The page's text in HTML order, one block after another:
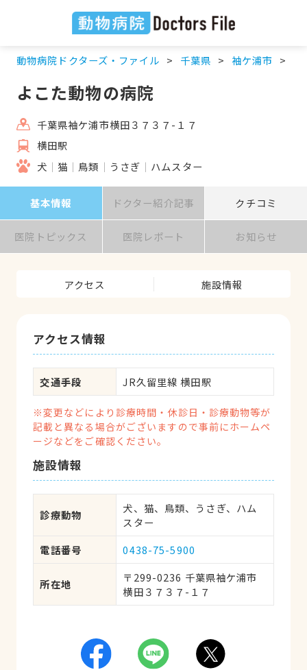
動物病院ドクターズ・ファイル 千葉県 袖ケ浦市
よこた動物の病院
千葉県袖ケ浦市横田３７３７-１７
横田駅
犬
猫 鳥類 うさぎ ハムスター
基本情報 ドクター紹介記事 クチコミ
医院トピックス 医院レポート お知らせ
アクセス 施設情報
アクセス情報
交通手段 JR久留里線 横田駅
※変更などにより診療時間・休診日・診療動物等が
記載と異なる場合がございますので事前にホームペ
ージなどをご確認ください。
施設情報
診療動物
犬、猫、鳥類、うさぎ、ハム
スター
電話番号
0438-75-5900
所在地
〒299-0236 千葉県袖ケ浦市
横田３７３７-１７